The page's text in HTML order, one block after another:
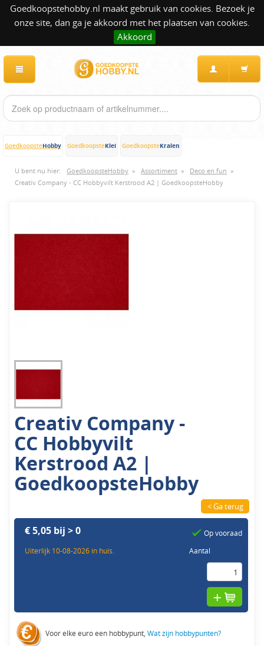
Goedkoopstehobby.nl maakt gebruik van cookies. Bezoek je
onze site, dan ga je akkoord met het plaatsen van cookies.
Akkoord
GoedkoopsteHobby GoedkoopsteKlei GoedkoopsteKralen
U bent nu hier: GoedkoopsteHobby » Assortiment » Deco en fun »
Creativ Company - CC Hobbyvilt Kerstrood A2 | GoedkoopsteHobby
Creativ Company -
CC Hobbyvilt
Kerstrood A2 |
GoedkoopsteHobby
< Ga terug
€ 5,05 bij > 0
Uiterlijk 10-08-2026 in huis.
Op vooraad
Aantal
Voor elke euro een hobbypunt,Wat zijn hobbypunten?